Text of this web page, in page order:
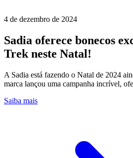
4 de dezembro de 2024
Sadia oferece bonecos
Trek neste Natal!
A Sadia está fazendo o Natal de 2024
marca lançou uma campanha incrível,
Saiba mais